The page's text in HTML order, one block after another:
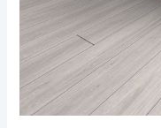
Pháp
Hoàn
Hảo
Cho
Không